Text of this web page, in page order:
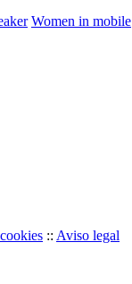
Women in mobile
:: Aviso legal